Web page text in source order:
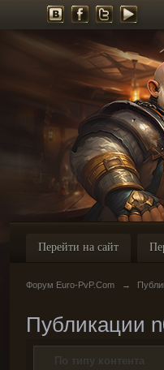
Перейти на сайт
Форум Euro-PvP.Com →
Публикации
По типу контента